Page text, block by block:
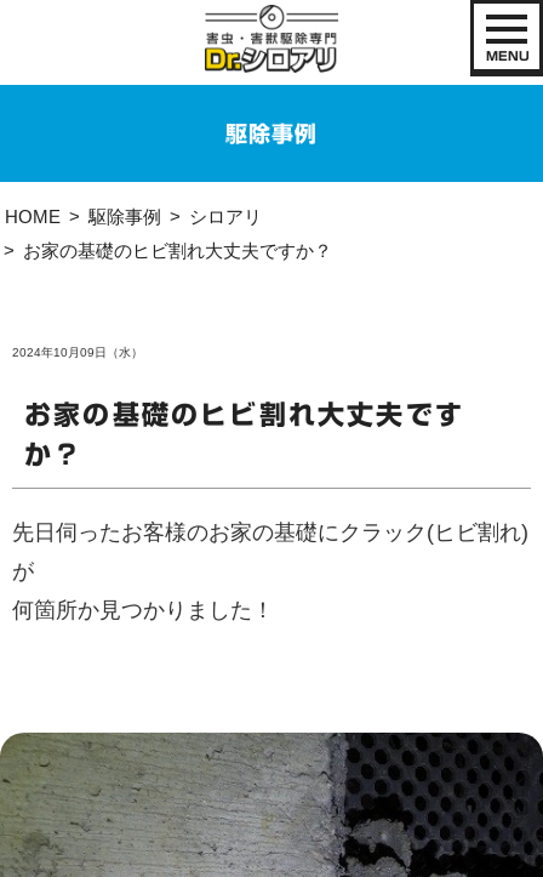
MENU
駆除事例
HOME 駆除事例
シロアリ
お家の基礎のヒビ割れ大丈夫ですか？
2024年10月09日（水）
お家の基礎のヒビ割れ大丈夫です
か？
先日伺ったお客様のお家の基礎にクラック(ヒビ割れ)
が
何箇所か見つかりました！